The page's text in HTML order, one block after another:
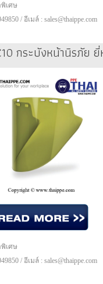
เศษ
/ อีเมล์ : sales@thaippe.com
กระบังหน้านิรภัย ยี่
เศษ
/ อีเมล์ : sales@thaippe.com